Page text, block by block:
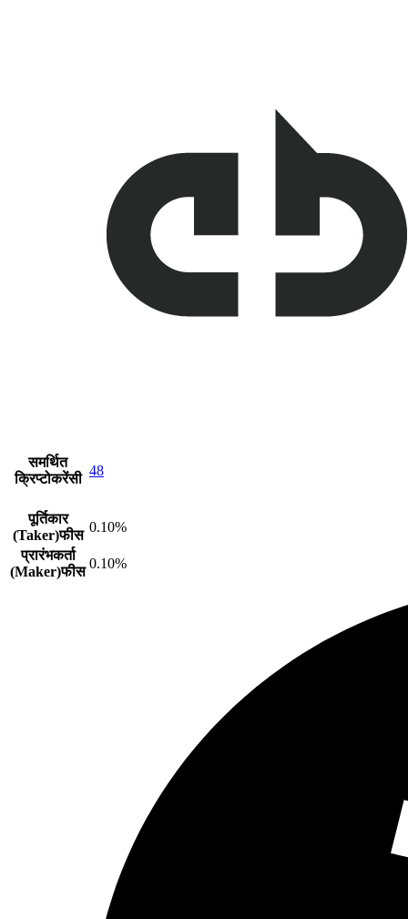
समर्थित
क्रिप्टोकरेंसी
48
पूर्तिकार
(Taker)फीस
0.10%
प्रारंभकर्ता
(Maker)फीस
0.10%